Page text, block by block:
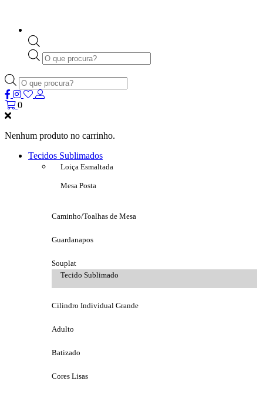
Products
search
Products
search
0
Nenhum produto no carrinho.
Tecidos Sublimados
Loiça Esmaltada
Mesa Posta
Caminho/Toalhas de Mesa
Guardanapos
Souplat
Tecido Sublimado
Cilindro Individual Grande
Adulto
Batizado
Cores Lisas